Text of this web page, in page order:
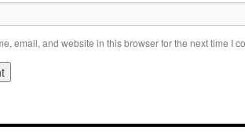
email, and website in this browser for the next time I